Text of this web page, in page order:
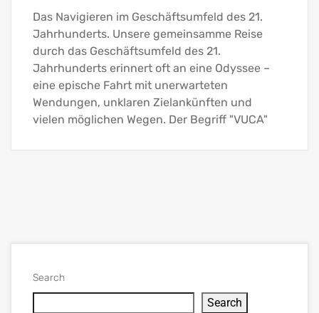
Das Navigieren im Geschäftsumfeld des 21.
Jahrhunderts. Unsere gemeinsamme Reise
durch das Geschäftsumfeld des 21.
Jahrhunderts erinnert oft an eine Odyssee –
eine epische Fahrt mit unerwarteten
Wendungen, unklaren Zielankünften und
vielen möglichen Wegen. Der Begriff "VUCA"
Search
Search